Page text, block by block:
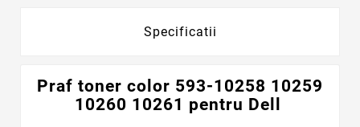
Specificatii
Praf toner color 593-10258 10259
10260 10261 pentru Dell